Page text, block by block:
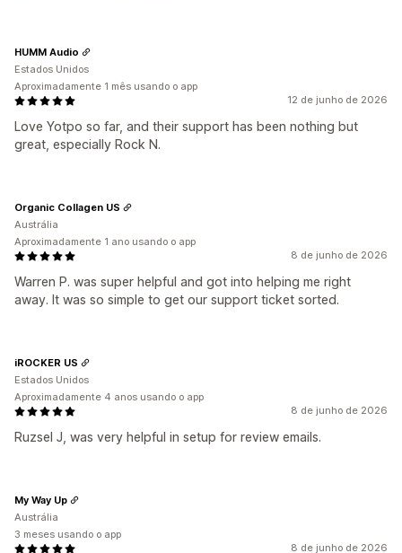
12 de junho de 2026
Love Yotpo so far, and their support has been nothing but
great, especially Rock N.
HUMM Audio
Estados Unidos
Aproximadamente 1 mês usando o app
8 de junho de 2026
Warren P. was super helpful and got into helping me right
away. It was so simple to get our support ticket sorted.
Organic Collagen US
Austrália
Aproximadamente 1 ano usando o app
8 de junho de 2026
Ruzsel J, was very helpful in setup for review emails.
iROCKER US
Estados Unidos
Aproximadamente 4 anos usando o app
8 de junho de 2026
My Way Up
Austrália
3 meses usando o app